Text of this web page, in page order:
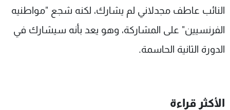
النائب عاطف مجدلاني لم يشارك، لكنه شجع "مواطنيه
الفرنسيين" على المشاركة، وهو يعد بأنه سيشارك في
الدورة الثانية الحاسمة.
الأكثر قراءة